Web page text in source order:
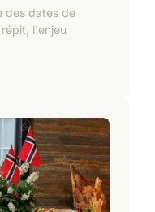
des dates de
l'enjeu